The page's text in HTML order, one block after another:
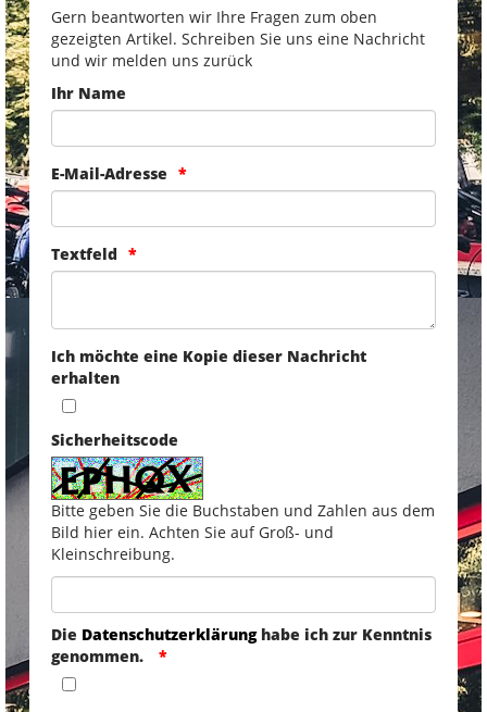
Gern beantworten wir Ihre Fragen zum oben
gezeigten Artikel. Schreiben Sie uns eine Nachricht
und wir melden uns zurück
Ihr Name
E-Mail-Adresse
Textfeld
Ich möchte eine Kopie dieser Nachricht
erhalten
Sicherheitscode
Bitte geben Sie die Buchstaben und Zahlen aus dem
Bild hier ein. Achten Sie auf Groß- und
Kleinschreibung.
Die Datenschutzerklärunghabe ich zur Kenntnis
genommen.